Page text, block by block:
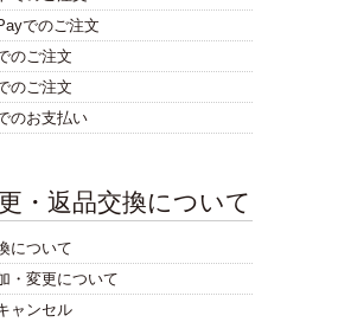
でのご注文
のご注文
のご注文
のお支払い
・返品交換について
について
・変更について
ャンセル